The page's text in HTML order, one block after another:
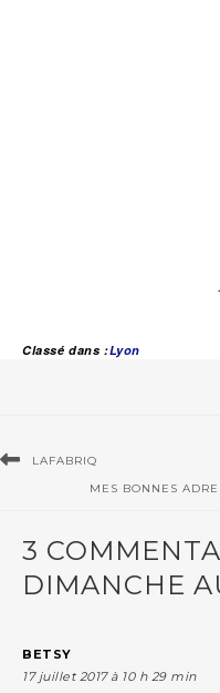
Classé dans :Lyon
LAFABRIQ
MES BONNES
3
DIMANCHE
BETSY
17 juillet 2017 à 10 h 29 min